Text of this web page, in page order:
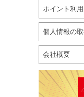
野球・ソフト
ゴルフ
卓球用品
バッグ・サング
ハンドボール
ラグビー用品
グランドゴルフ
ポイント利
個人情報の
会社概要